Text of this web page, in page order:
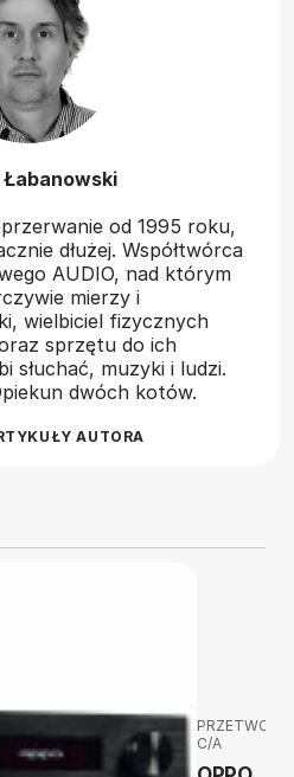
Łabanowski
od 1995 roku,
dłużej. Współtwórca
AUDIO, nad którym
mierzy i
wielbiciel fizycznych
sprzętu do ich
słuchać, muzyki i ludzi.
dwóch kotów.
AUTORA
C/A